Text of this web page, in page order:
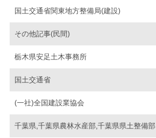
国土交通省関東地方整備局(建設)
その他記事(民間)
栃木県安足土木事務所
国土交通省
(一社)全国建設業協会
千葉県,千葉県農林水産部,千葉県県土整備部